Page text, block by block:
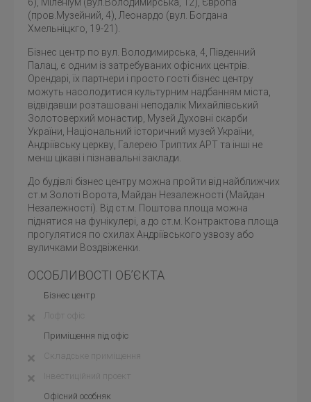
(пров.Музейний, 4), Леонардо (вул. Богдана
Хмельніцкго, 19-21).
Бізнес центр по вул. Володимирська, 4, Південний
Палац, є одним із затребуваних офісних центрів.
Орендарі, їх партнери і просто гості бізнес центру
можуть насолодитися культурним надбанням міста,
відвідавши розташовані неподалік Михайлівський
Золотоверхий монастир, Музей Духовні скарби
України, Національний історичний музей України,
Андріївську церкву, Галерею Триптих АРТ та інші не
менш цікаві і пізнавальні заклади.
До будівлі бізнес центру можна пройти від найближчих
ст.м Золоті Ворота, Майдан Незалежності (Майдан
Незалежності). Від ст.м. Поштова площа можна
піднятися на фунікулері, а до ст.м. Контрактова площа
прогулятися по схилах Андріївського узвозу або
вуличками Воздвіженки.
ОСОБЛИВОСТІ ОБ’ЄКТА
Бізнес центр
Лофт офіс
Приміщення під офіс
Складське приміщення
Інвестиційний проект
Офісний особняк